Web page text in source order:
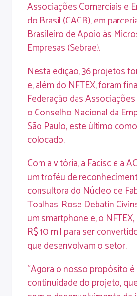
Associações Comerciais e
do Brasil (CACB), em
Brasileiro de Apoio às
Empresas (Sebrae).
Nesta edição, 36 projetos
e, além do NFTEX, foram
Federação das
o Conselho Nacional da
São Paulo, este último
colocado.
Com a vitória, a Facisc e a
um troféu de
consultora do Núcleo de
Toalhas, Rose Debatin
um smartphone e, o
R$ 10 mil para ser
que desenvolvam o setor.
“Agora o nosso propósito é
continuidade do projeto,